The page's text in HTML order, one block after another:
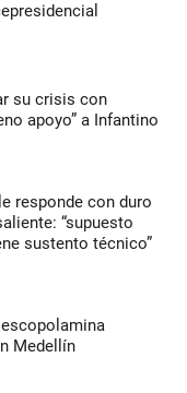
su crisis con
apoyo” a Infantino
responde con duro
“supuesto
sustento técnico”
Medellín